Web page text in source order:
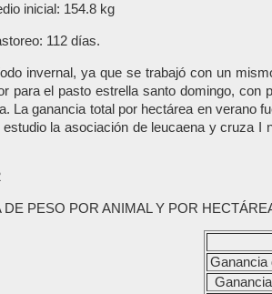
inicial: 154.8 kg
112 días.
invernal, ya que se trabajó con un
para el pasto estrella santo domingo,
La ganancia total por hectárea en verano
la asociación de leucaena y cruza
DE PESO POR ANIMAL Y POR
Ganancia